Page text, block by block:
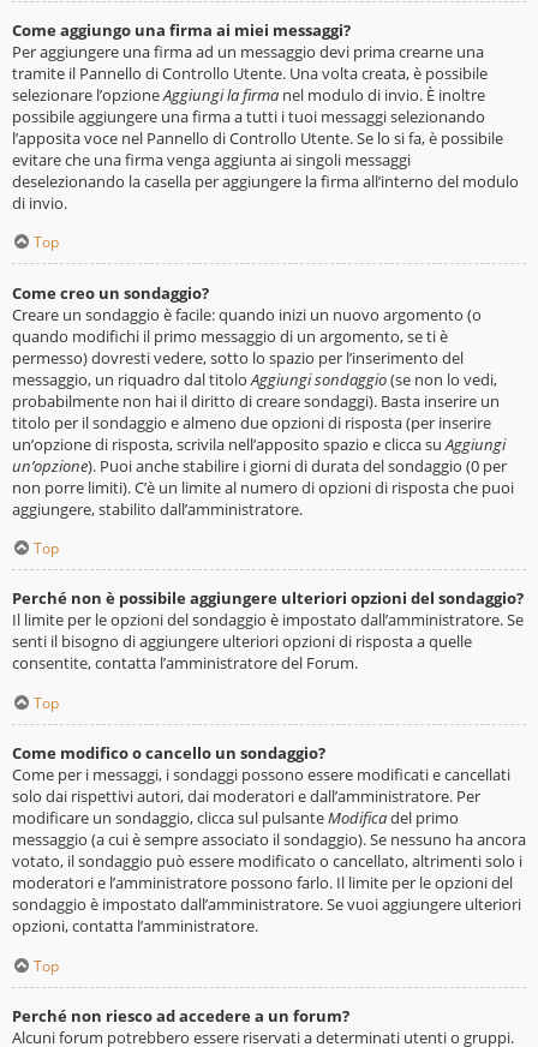
Come aggiungo una firma ai miei messaggi?
Per aggiungere una firma ad un messaggio devi prima crearne una
tramite il Pannello di Controllo Utente. Una volta creata, è possibile
selezionare l’opzioneAggiungi la firma nel modulo di invio. È inoltre
possibile aggiungere una firma a tutti i tuoi messaggi selezionando
l’apposita voce nel Pannello di Controllo Utente. Se lo si fa, è possibile
evitare che una firma venga aggiunta ai singoli messaggi
deselezionando la casella per aggiungere la firma all’interno del modulo
di invio.
Top
Come creo un sondaggio?
Creare un sondaggio è facile: quando inizi un nuovo argomento (o
quando modifichi il primo messaggio di un argomento, se ti è
permesso) dovresti vedere, sotto lo spazio per l’inserimento del
messaggio, un riquadro dal titolo Aggiungi sondaggio(se non lo vedi,
probabilmente non hai il diritto di creare sondaggi). Basta inserire un
titolo per il sondaggio e almeno due opzioni di risposta (per inserire
un’opzione di risposta, scrivila nell’apposito spazio e clicca su Aggiungi
un’opzione). Puoi anche stabilire i giorni di durata del sondaggio (0 per
non porre limiti). C’è un limite al numero di opzioni di risposta che puoi
aggiungere, stabilito dall’amministratore.
Top
Perché non è possibile aggiungere ulteriori opzioni del sondaggio?
Il limite per le opzioni del sondaggio è impostato dall’amministratore. Se
senti il bisogno di aggiungere ulteriori opzioni di risposta a quelle
consentite, contatta l’amministratore del Forum.
Top
Come modifico o cancello un sondaggio?
Come per i messaggi, i sondaggi possono essere modificati e cancellati
solo dai rispettivi autori, dai moderatori e dall’amministratore. Per
modificare un sondaggio, clicca sul pulsanteModificadel primo
messaggio (a cui è sempre associato il sondaggio). Se nessuno ha ancora
votato, il sondaggio può essere modificato o cancellato, altrimenti solo i
moderatori e l’amministratore possono farlo. Il limite per le opzioni del
sondaggio è impostato dall’amministratore. Se vuoi aggiungere ulteriori
opzioni, contatta l’amministratore.
Top
Perché non riesco ad accedere a un forum?
Alcuni forum potrebbero essere riservati a determinati utenti o gruppi.